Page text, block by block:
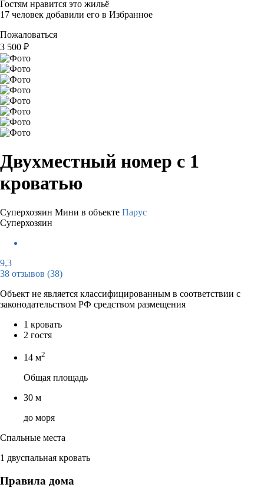
Гостям нравится это жильё
17 человек добавили его в Избранное
Пожаловаться
3 500 ₽
Двухместный номер с 1
кроватью
Суперхозяин Мини в объекте Парус
Суперхозяин
9,3
38 отзывов (38)
Объект не является классифицированным в соответствии с
законодательством РФ средством размещения
1 кровать
2 гостя
14 м2
Общая площадь
30 м
до моря
Спальные места
1 двуспальная кровать
Правила дома